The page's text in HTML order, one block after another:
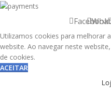
Facebook
Utilizamos cookies para melhorar
website. Ao navegar neste
de cookies.
ACEITAR